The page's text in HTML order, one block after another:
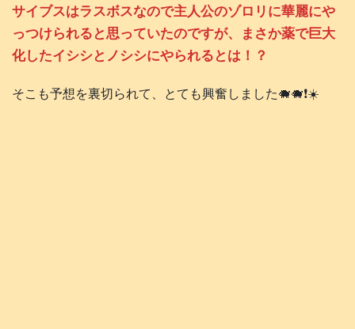
サイブスはラスボスなので主人公のゾロリに華麗にや
っつけられると思っていたのですが、まさか薬で巨大
化したイシシとノシシにやられるとは！？
そこも予想を裏切られて、とても興奮しました🐗🐗❗️☀️